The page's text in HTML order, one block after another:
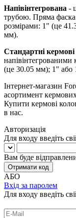
Напівінтегрована -
трубою. Пряма
розмірами: 1" (це
мм).
Стандартні
(це 30.05 мм); 1"
Інтернет-магазин
асортимент
Купити кермові
в нас.
Авторизація
Для входу введіть
Вам буде
Отримати код
АБО
Вхід за паролем
Для входу введіть